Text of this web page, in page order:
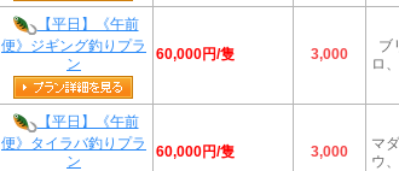
【平日】《午前
便》ジギング釣りプラ
ン
60,000円/隻 3,000
ブ
ロ
【平日】《午前
便》タイラバ釣りプラ
ン
60,000円/隻 3,000
マ
ウ